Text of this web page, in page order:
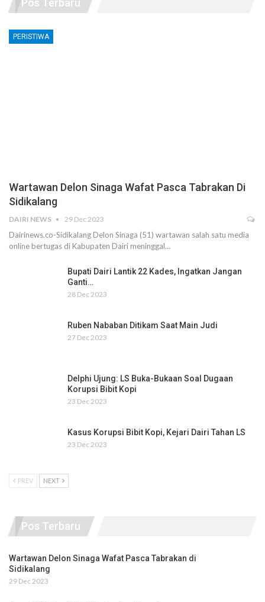
PERISTIWA
Wartawan Delon Sinaga Wafat Pasca Tabrakan Di
Sidikalang
DAIRI NEWS 29 Dec 2023
Dairinews.co-Sidikalang Delon Sinaga (51) wartawan salah satu media
online bertugas di Kabupaten Dairi meninggal…
Bupati Dairi Lantik 22 Kades, Ingatkan Jangan
Ganti…
28 Dec 2023
Ruben Nababan Ditikam Saat Main Judi
27 Dec 2023
Delphi Ujung: LS Buka-Bukaan Soal Dugaan
Korupsi Bibit Kopi
23 Dec 2023
Kasus Korupsi Bibit Kopi, Kejari Dairi Tahan LS
23 Dec 2023
PREV NEXT
Pos Terbaru
Wartawan Delon Sinaga Wafat Pasca Tabrakan di
Sidikalang
29 Dec 2023